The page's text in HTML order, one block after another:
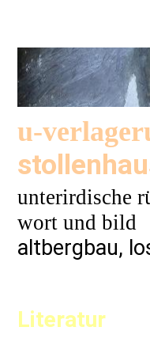
u-
unterirdische
wort und bild
altbergbau,
Literatur